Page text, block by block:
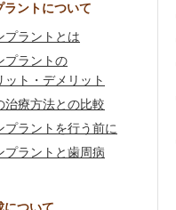
ラントについて
プラントとは
プラントの
ット・デメリット
治療方法との比較
プラントを行う前に
プラントと歯周病